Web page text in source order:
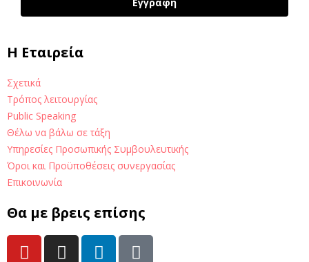
H Εταιρεία
Σχετικά
Τρόπος λειτουργίας
Public Speaking
Θέλω να βάλω σε τάξη
Υπηρεσίες Προσωπικής Συμβουλευτικής
Όροι και Προϋποθέσεις συνεργασίας
Επικοινωνία
Θα με βρεις επίσης